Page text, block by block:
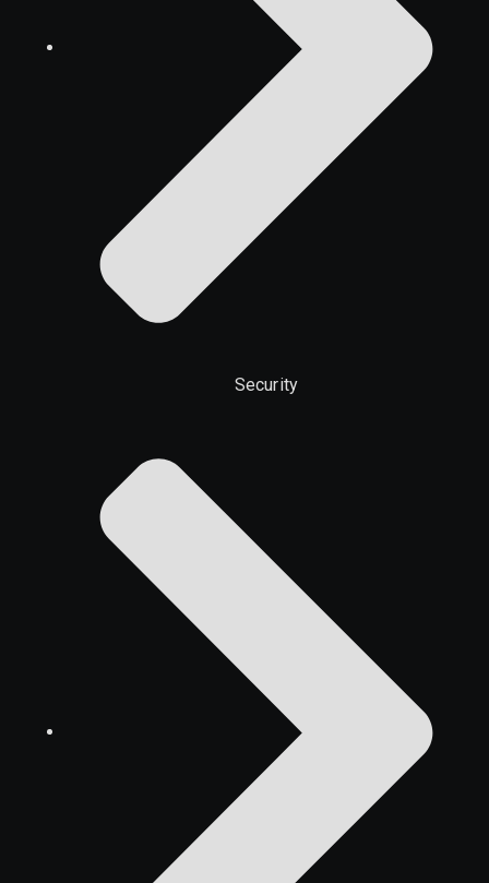
Security